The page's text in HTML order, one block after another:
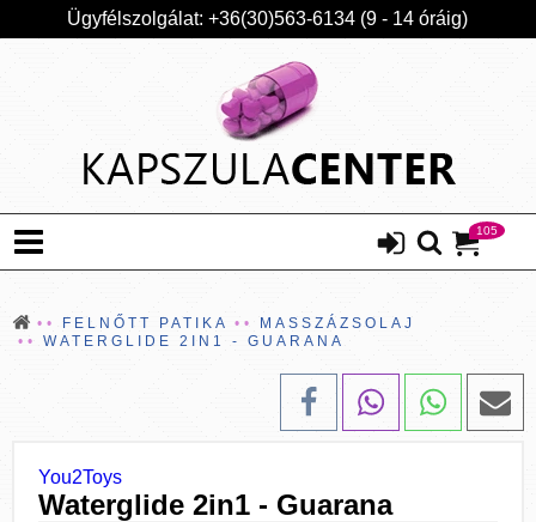
Ügyfélszolgálat: +36(30)563-6134 (9 - 14 óráig)
105
FELNŐTT PATIKA
MASSZÁZSOLAJ
WATERGLIDE 2IN1 - GUARANA
You2Toys
Waterglide 2in1 - Guarana